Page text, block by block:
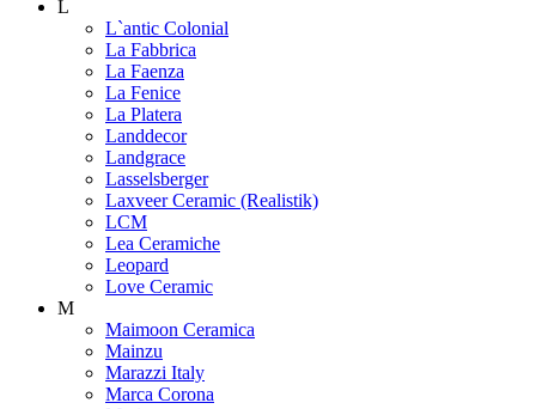
L
L`antic Colonial
La Fabbrica
La Faenza
La Fenice
La Platera
Landdecor
Landgrace
Lasselsberger
Laxveer Ceramic (Realistik)
LCM
Lea Ceramiche
Leopard
Love Ceramic
M
Maimoon Ceramica
Mainzu
Marazzi Italy
Marca Corona